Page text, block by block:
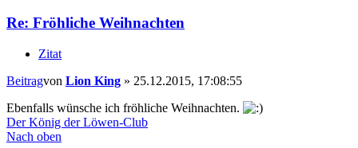
Re: Fröhliche Weihnachten
Zitat
Beitragvon Lion King » 25.12.2015, 17:08:55
Ebenfalls wünsche ich fröhliche Weihnachten.
Der König der Löwen-Club
Nach oben